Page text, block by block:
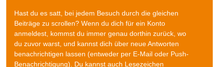
Hast du es satt, bei jedem Besuch durch die gleichen
Beiträge zu scrollen? Wenn du dich für ein Konto
anmeldest, kommst du immer genau dorthin zurück, wo
du zuvor warst, und kannst dich über neue Antworten
benachrichtigen lassen (entweder per E-Mail oder Push-
Benachrichtigung). Du kannst auch Lesezeichen